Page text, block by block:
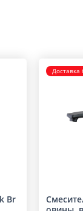
Br
Доставка